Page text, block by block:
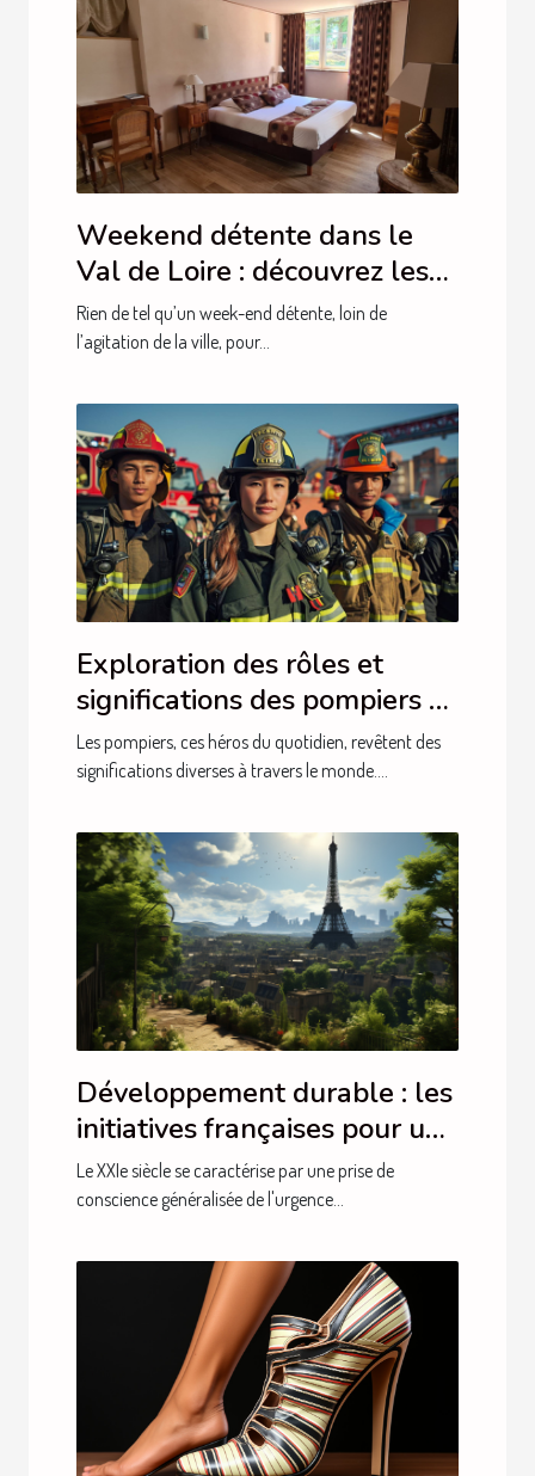
Weekend détente dans le
Val de Loire : découvrez les
hébergements du Moulin de
Crouy !
Rien de tel qu’un week-end détente, loin de
l’agitation de la ville, pour...
Exploration des rôles et
significations des pompiers à
travers le monde
Les pompiers, ces héros du quotidien, revêtent des
significations diverses à travers le monde....
Développement durable : les
initiatives françaises pour un
avenir plus vert
Le XXIe siècle se caractérise par une prise de
conscience généralisée de l'urgence...